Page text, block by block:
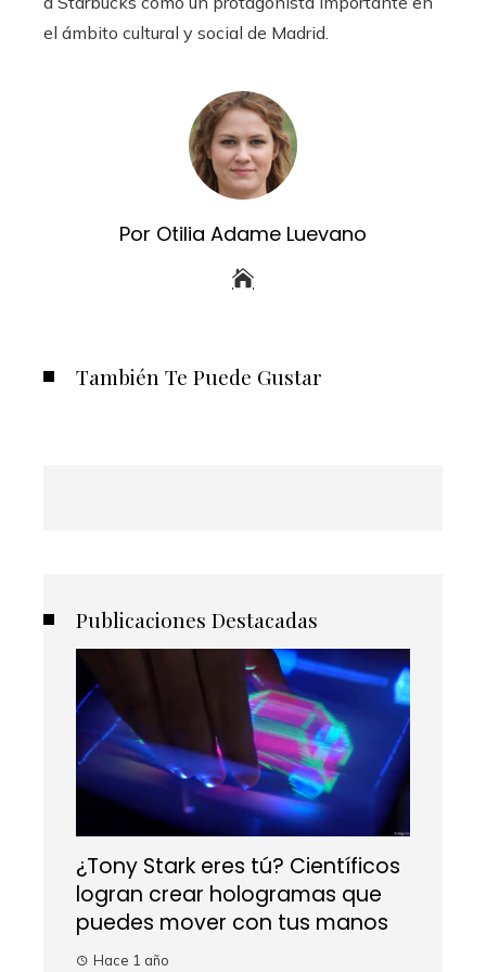
el ámbito cultural y social de Madrid.
Por Otilia Adame Luevano
También Te Puede Gustar
Publicaciones Destacadas
¿Tony Stark eres tú? Científicos
logran crear hologramas que
puedes mover con tus manos
Hace 1 año